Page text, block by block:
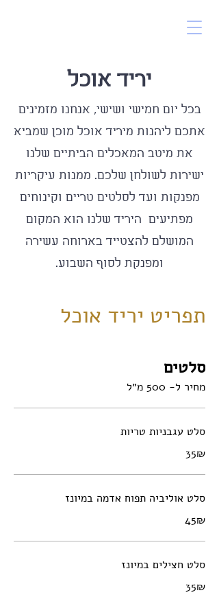
יריד אוכל
בכל יום חמישי ושישי, אנחנו מזמינים
אתכם ליהנות מיריד אוכל מוכן שמביא
את מיטב המאכלים הביתיים שלנו
ישירות לשולחן שלכם. ממנות עיקריות
מפנקות ועד לסלטים טריים וקינוחים
מפתיעים היריד שלנו הוא המקום
המושלם להצטייד בארוחה עשירה
ומפנקת לסוף השבוע.
תפריט יריד אוכל
סלטים
מחיר ל- 500 מ״ל
סלט עגבניות טריות
‏35 ‏₪
סלט אוליביה תפוח אדמה במיונז
‏45 ‏₪
סלט חצילים במיונז
‏35 ‏₪